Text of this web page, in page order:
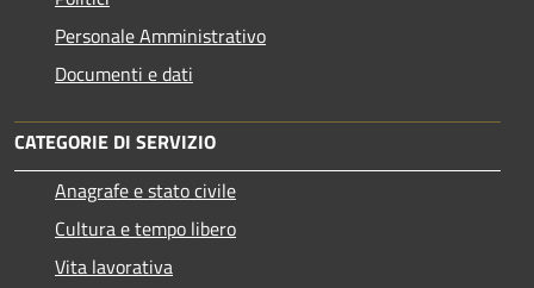
Personale Amministrativo
Documenti e dati
CATEGORIE DI SERVIZIO
Anagrafe e stato civile
Cultura e tempo libero
Vita lavorativa